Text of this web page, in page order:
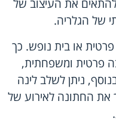
את העיצוב של
של הגלריה.
או בית נופש. כך
פרטית ומשפחתית,
ניתן לשלב לינה
את החתונה לאירוע של